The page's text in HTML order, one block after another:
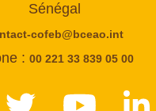
Sénégal
cofeb@bceao.int
: 00 221 33 839 05 00